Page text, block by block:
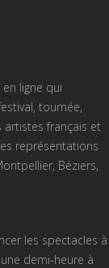
ligne qui
tournée,
artistes français et
représentations
Béziers,
les spectacles à
demi-heure à